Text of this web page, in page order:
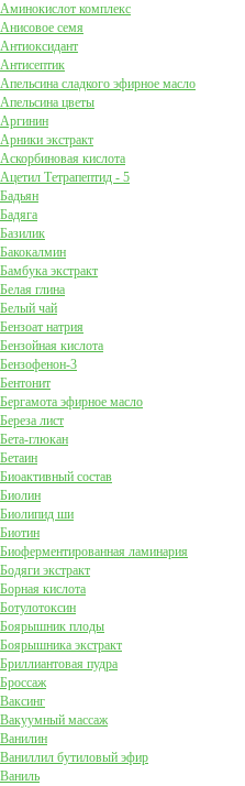
Аминокислот комплекс
Анисовое семя
Антиоксидант
Антисептик
Апельсина сладкого эфирное масло
Апельсина цветы
Аргинин
Арники экстракт
Аскорбиновая кислота
Ацетил Тетрапептид - 5
Бадьян
Бадяга
Базилик
Бакокалмин
Бамбука экстракт
Белая глина
Белый чай
Бензоат натрия
Бензойная кислота
Бензофенон-3
Бентонит
Бергамота эфирное масло
Береза лист
Бета-глюкан
Бетаин
Биоактивный состав
Биолин
Биолипид ши
Биотин
Биоферментированная ламинария
Бодяги экстракт
Борная кислота
Ботулотоксин
Боярышник плоды
Боярышника экстракт
Бриллиантовая пудра
Броссаж
Ваксинг
Вакуумный массаж
Ванилин
Ваниллил бутиловый эфир
Ваниль